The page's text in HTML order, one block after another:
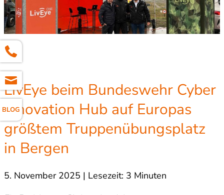
BLOG
LivEye beim Bundeswehr Cyber
Innovation Hub auf Europas
größtem Truppenübungsplatz
in Bergen
5. November 2025 | Lesezeit: 3 Minuten